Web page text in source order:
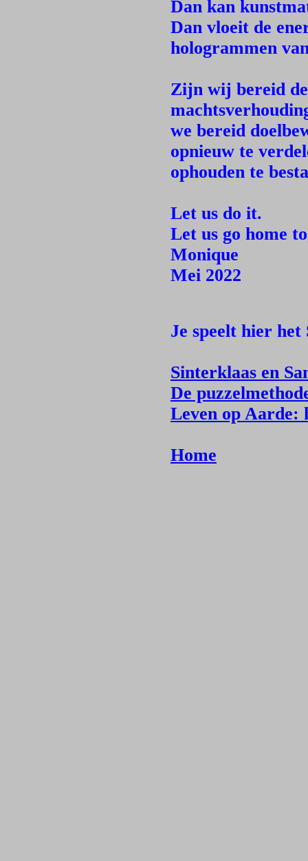
Dan kan
Dan vloeit de
hologrammen
Zijn wij bereid
we bereid
opnieuw te
ophouden te
Let us do it.
Let us go home
Monique
Mei 2022
Je speelt hier het
Sinterklaas en
De
Leven op Aarde:
Home